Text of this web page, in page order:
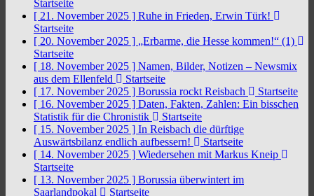
Startseite
[ 21. November 2025 ] Ruhe in Frieden, Erwin Türk!
Startseite
[ 20. November 2025 ] „Erbarme, die Hesse kommen!“ (1)
Startseite
[ 18. November 2025 ] Namen, Bilder, Notizen – Newsmix
aus dem Ellenfeld
Startseite
[ 17. November 2025 ] Borussia rockt Reisbach
Startseite
[ 16. November 2025 ] Daten, Fakten, Zahlen: Ein bisschen
Statistik für die Chronistik
Startseite
[ 15. November 2025 ] In Reisbach die dürftige
Auswärtsbilanz endlich aufbessern!
Startseite
[ 14. November 2025 ] Wiedersehen mit Markus Kneip
Startseite
[ 13. November 2025 ] Borussia überwintert im
Saarlandpokal
Startseite